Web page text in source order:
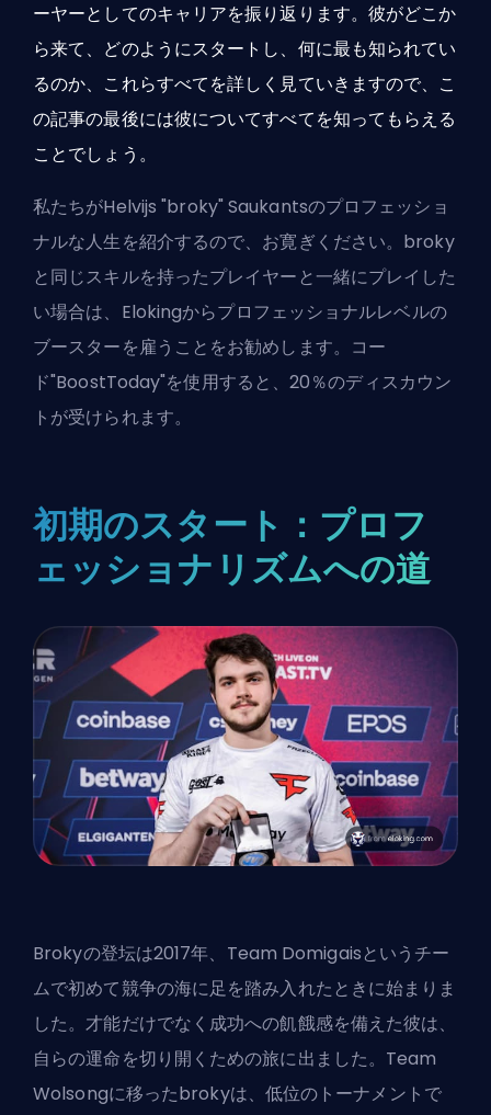
ーヤーとしてのキャリアを振り返ります。彼がどこか
ら来て、どのようにスタートし、何に最も知られてい
るのか、これらすべてを詳しく見ていきますので、こ
の記事の最後には彼についてすべてを知ってもらえる
ことでしょう。
私たちがHelvijs "broky" Saukantsのプロフェッショ
ナルな人生を紹介するので、お寛ぎください。broky
と同じスキルを持ったプレイヤーと一緒にプレイした
い場合は、 Elokingからプロフェッショナルレベルの
ブースターを雇う ことをお勧めします。コー
ド"BoostToday"を使用すると、20％のディスカウン
トが受けられます。
初期のスタート：プロフ
ェッショナリズムへの道
Brokyの登坛は2017年、Team Domigaisというチー
ムで初めて競争の海に足を踏み入れたときに始まりま
した。才能だけでなく成功への飢餓感を備えた彼は、
自らの運命を切り開くための旅に出ました。Team
Wolsongに移ったbrokyは、低位のトーナメントで